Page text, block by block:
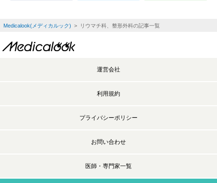
Medicalook(メディカルック) > リウマチ科、整形外科の記事一覧
運営会社
利用規約
プライバシーポリシー
お問い合わせ
医師・専門家一覧